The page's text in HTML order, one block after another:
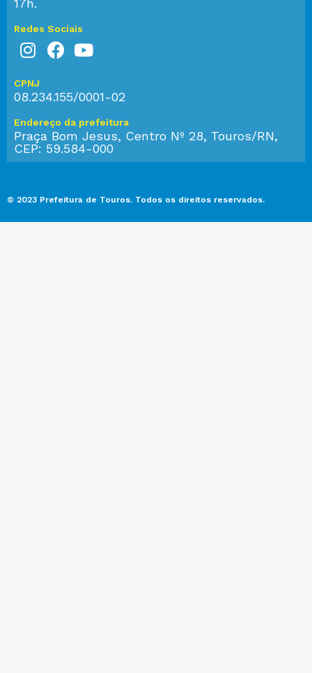
17h.
Redes Sociais
CPNJ
08.234.155/0001-02
Endereço da prefeitura
Praça Bom Jesus, Centro Nº 28, Touros/RN,
CEP: 59.584-000
© 2023 Prefeitura de Touros. Todos os direitos reservados.